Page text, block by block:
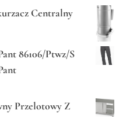
Centralny
86106/Ptwz/S
Przelotowy Z